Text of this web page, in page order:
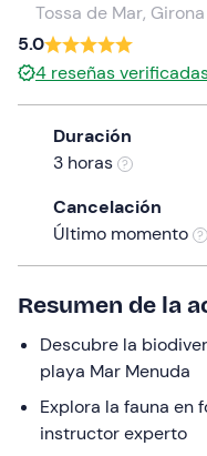
Tossa de Mar, Girona
5.0
4 reseñas
Duración
3 horas
Cancelación
Último momento
Resumen de la
Descubre la
playa Mar Menuda
Explora la fauna en
instructor experto